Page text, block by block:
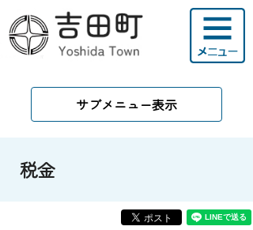
サブメニュー表示
税金